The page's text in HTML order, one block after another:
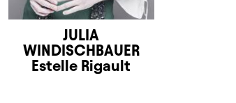
JULIA
WINDISCHBAUER
Estelle Rigault